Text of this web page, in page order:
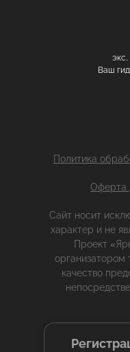
Ваш
Политика
Оферта
Сайт носит
характер и не
Проект
организатором
качество